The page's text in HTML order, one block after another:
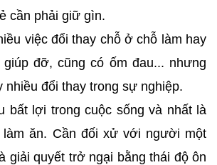
cần phải giữ gìn.
việc đổi thay chỗ ở chỗ làm hay
đỡ, cũng có ốm đau... nhưng
nhiều đổi thay trong sự nghiệp.
bất lợi trong cuộc sống và nhất là
làm ăn. Cần đối xử với người một
giải quyết trở ngại bằng thái độ ôn